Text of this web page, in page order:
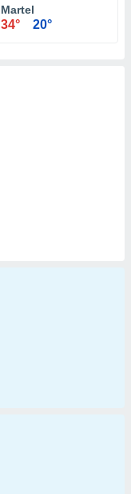
Martel
34° 20°